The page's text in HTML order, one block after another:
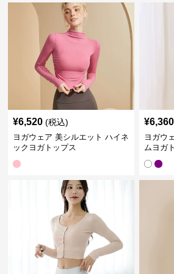
¥6,520 (税込)
ヨガウェア 美シルエット ハイネ
ックヨガトップス
¥6,360
ヨガウ
ムヨガ